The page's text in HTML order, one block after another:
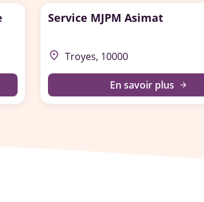
Service MJPM Asimat
place Troyes, 10000
En savoir plus arrow_forward